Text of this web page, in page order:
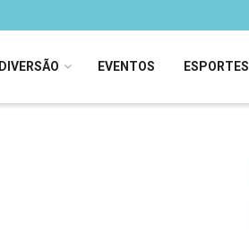
DIVERSÃO EVENTOS ESPORTES